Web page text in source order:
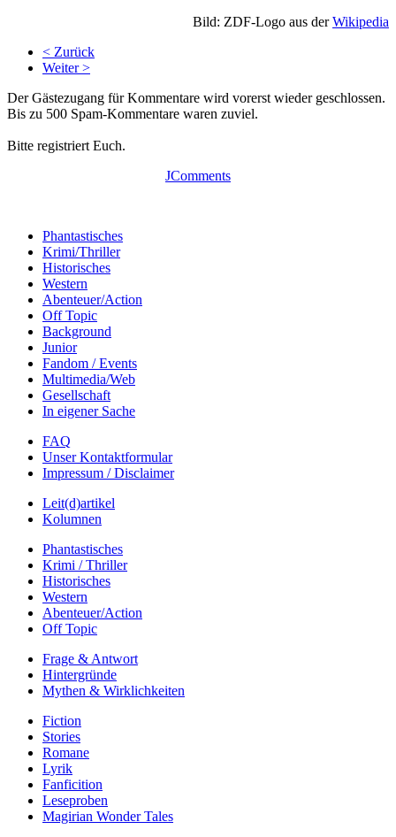
Bild: ZDF-Logo aus der Wikipedia
< Zurück
Weiter >
Der Gästezugang für Kommentare wird vorerst wieder geschlossen.
Bis zu 500 Spam-Kommentare waren zuviel.
Bitte registriert Euch.
JComments
Phantastisches
Krimi/Thriller
Historisches
Western
Abenteuer/Action
Off Topic
Background
Junior
Fandom / Events
Multimedia/Web
Gesellschaft
In eigener Sache
FAQ
Unser Kontaktformular
Impressum / Disclaimer
Leit(d)artikel
Kolumnen
Phantastisches
Krimi / Thriller
Historisches
Western
Abenteuer/Action
Off Topic
Frage & Antwort
Hintergründe
Mythen & Wirklichkeiten
Fiction
Stories
Romane
Lyrik
Fanficition
Leseproben
Magirian Wonder Tales